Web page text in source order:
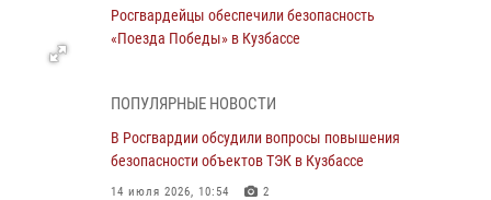
Росгвардейцы обеспечили безопасность
«Поезда Победы» в Кузбассе
Генерал-полковник Олег Плохой поздравил
специалистов организационно-штатных
подразделений Росгвардии с
профессиональным праздником
ПОПУЛЯРНЫЕ НОВОСТИ
В Росгвардии обсудили вопросы повышения
безопасности объектов ТЭК в Кузбассе
14 июля 2026, 10:54 2